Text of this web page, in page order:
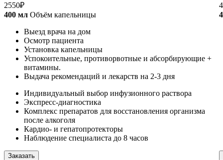
2550₽
400 мл Объём капельницы
Выезд врача на дом
Осмотр пациента
Установка капельницы
Успокоительные, противорвотные и абсорбирующие +
витамины.
Выдача рекомендаций и лекарств на 2-3 дня
Индивидуальный выбор инфузионного раствора
Экспресс-диагностика
Комплекс препаратов для восстановления организма
после алкоголя
Кардио- и гепатопротекторы
Наблюдение специалиста до 8 часов
Заказать